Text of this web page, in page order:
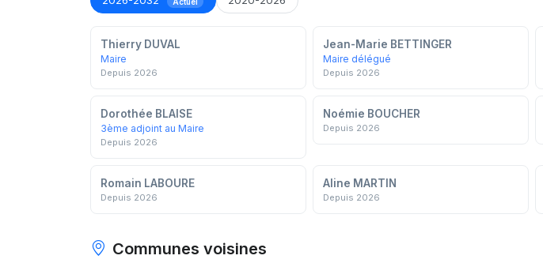
Thierry DUVAL
Maire
Depuis 2026
Jean-Marie BETTINGER
Maire délégué
Depuis 2026
Dorothée BLAISE
3ème adjoint au Maire
Depuis 2026
Noémie BOUCHER
Depuis 2026
Romain LABOURE
Depuis 2026
Aline MARTIN
Depuis 2026
Communes voisines